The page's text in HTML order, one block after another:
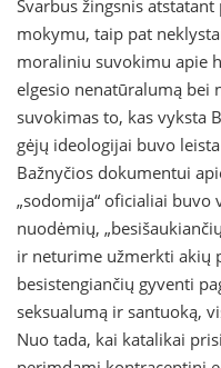
Svarbus žingsnis
mokymu, taip pat
moraliniu suvokimu apie
elgesio nenatūralumą bei
suvokimas to, kas vyksta
gėjų ideologijai buvo
Bažnyčios dokumentui
„sodomija“ oficialiai
nuodėmių,
ir neturime užmerkti akių
besistengiančių gyventi
seksualumą ir santuoką,
Nuo tada, kai katalikai